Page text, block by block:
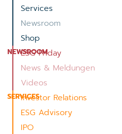
Services
Newsroom
Shop
NEWSROOM
ESG Friday
News & Meldungen
Videos
SERVICES
Investor Relations
ESG Advisory
IPO